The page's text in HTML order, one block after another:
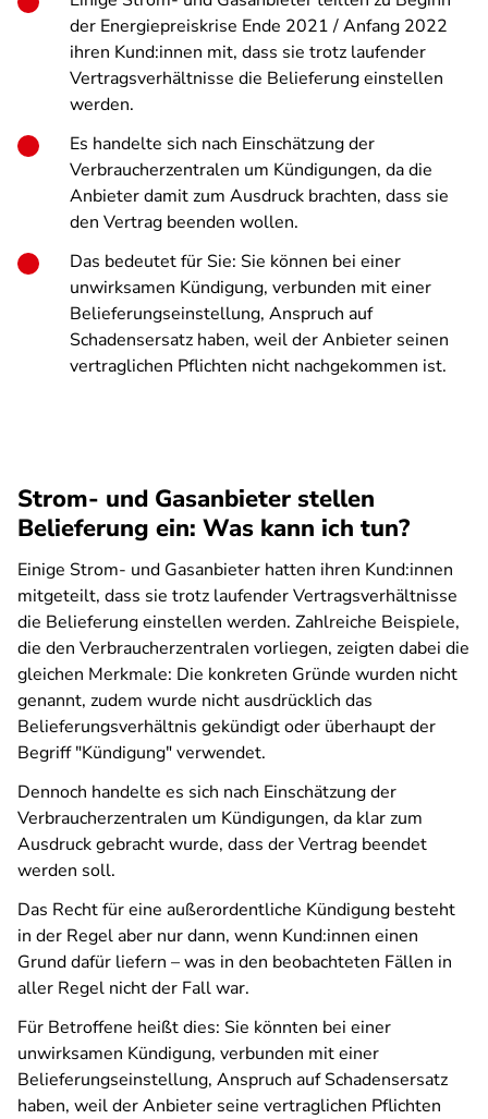
der Energiepreiskrise Ende 2021 / Anfang 2022
ihren Kund:innen mit, dass sie trotz laufender
Vertragsverhältnisse die Belieferung einstellen
werden.
Es handelte sich nach Einschätzung der
Verbraucherzentralen um Kündigungen, da die
Anbieter damit zum Ausdruck brachten, dass sie
den Vertrag beenden wollen.
Das bedeutet für Sie: Sie können bei einer
unwirksamen Kündigung, verbunden mit einer
Belieferungseinstellung, Anspruch auf
Schadensersatz haben, weil der Anbieter seinen
vertraglichen Pflichten nicht nachgekommen ist.
Strom- und Gasanbieter stellen
Belieferung ein: Was kann ich tun?
Einige Strom- und Gasanbieter hatten ihren Kund:innen
mitgeteilt, dass sie trotz laufender Vertragsverhältnisse
die Belieferung einstellen werden. Zahlreiche Beispiele,
die den Verbraucherzentralen vorliegen, zeigten dabei die
gleichen Merkmale: Die konkreten Gründe wurden nicht
genannt, zudem wurde nicht ausdrücklich das
Belieferungsverhältnis gekündigt oder überhaupt der
Begriff "Kündigung" verwendet.
Dennoch handelte es sich nach Einschätzung der
Verbraucherzentralen um Kündigungen, da klar zum
Ausdruck gebracht wurde, dass der Vertrag beendet
werden soll.
Das Recht für eine außerordentliche Kündigung besteht
in der Regel aber nur dann, wenn Kund:innen einen
Grund dafür liefern – was in den beobachteten Fällen in
aller Regel nicht der Fall war.
Für Betroffene heißt dies: Sie könnten bei einer
unwirksamen Kündigung, verbunden mit einer
Belieferungseinstellung, Anspruch auf Schadensersatz
haben, weil der Anbieter seine vertraglichen Pflichten